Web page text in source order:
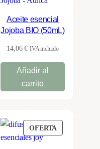
Aceite esencial
Jojoba BIO (50mL)
14,06€ IVA incluido
Añadir al
carrito
OFERTA
EN